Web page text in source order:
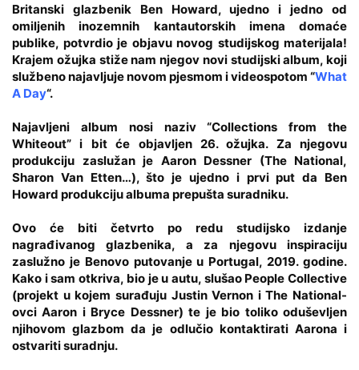
Britanski glazbenik Ben Howard, ujedno i jedno od
omiljenih inozemnih kantautorskih imena domaće
publike, potvrdio je objavu novog studijskog materijala!
Krajem ožujka stiže nam njegov novi studijski album, koji
službeno najavljuje novom pjesmom i videospotom “What
A Day“.
Najavljeni album nosi naziv “Collections from the
Whiteout” i bit će objavljen 26. ožujka. Za njegovu
produkciju zaslužan je Aaron Dessner (The National,
Sharon Van Etten…), što je ujedno i prvi put da Ben
Howard produkciju albuma prepušta suradniku.
Ovo će biti četvrto po redu studijsko izdanje
nagrađivanog glazbenika, a za njegovu inspiraciju
zaslužno je Benovo putovanje u Portugal, 2019. godine.
Kako i sam otkriva, bio je u autu, slušao People Collective
(projekt u kojem surađuju Justin Vernon i The National-
ovci Aaron i Bryce Dessner) te je bio toliko oduševljen
njihovom glazbom da je odlučio kontaktirati Aarona i
ostvariti suradnju.